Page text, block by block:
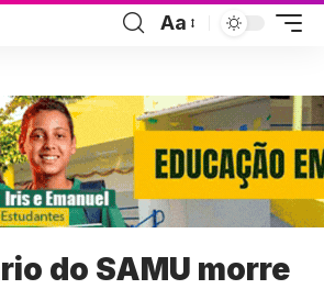
Aa
do SAMU morre